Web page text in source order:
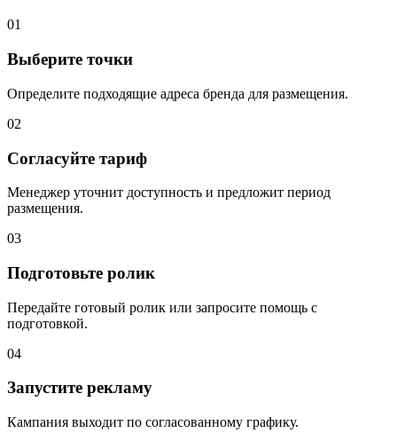
01
Выберите точки
Определите подходящие адреса бренда для размещения.
02
Согласуйте тариф
Менеджер уточнит доступность и предложит период
размещения.
03
Подготовьте ролик
Передайте готовый ролик или запросите помощь с
подготовкой.
04
Запустите рекламу
Кампания выходит по согласованному графику.